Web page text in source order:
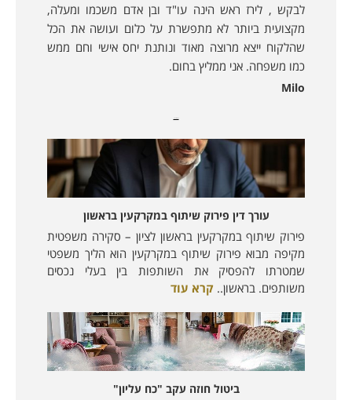
לבקש , לירז ראש הינה עו"ד ובן אדם משכמו ומעלה,
מקצועית ביותר לא מתפשרת על כלום ועושה את הכל
שהלקוח ייצא מרוצה מאוד ונותנת יחס אישי וחם ממש
כמו משפחה. אני ממליץ בחום.
Milo
עורך דין פירוק שיתוף במקרקעין בראשון
פירוק שיתוף במקרקעין בראשון לציון – סקירה משפטית
מקיפה מבוא פירוק שיתוף במקרקעין הוא הליך משפטי
שמטרתו להפסיק את השותפות בין בעלי נכסים
משותפים. בראשון.. קרא עוד
ביטול חוזה עקב "כח עליון"